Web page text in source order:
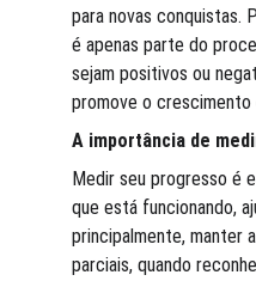
para novas conquistas.
é apenas parte do
sejam positivos ou
promove o
A importância de
Medir seu progresso é
que está funcionando,
principalmente, manter
parciais, quando